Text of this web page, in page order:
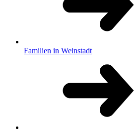
Familien in Weinstadt